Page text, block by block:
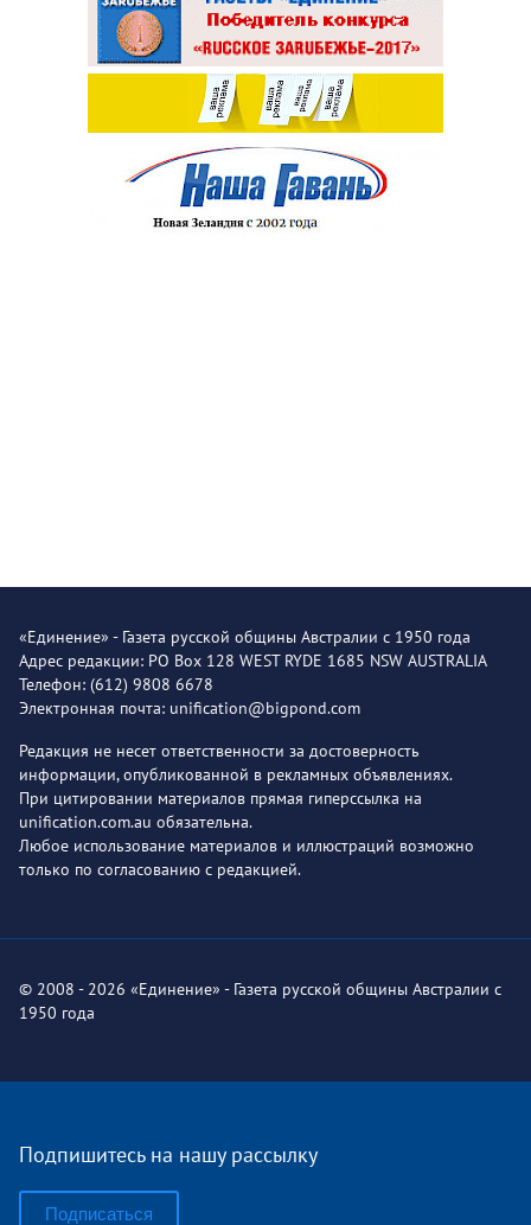
«Единение» - Газета русской общины Австралии с 1950 года
Адрес редакции: PO Box 128 WEST RYDE 1685 NSW AUSTRALIA
Телефон: (612) 9808 6678
Электронная почта: unification@bigpond.com
Редакция не несет ответственности за достоверность
информации, опубликованной в рекламных объявлениях.
При цитировании материалов прямая гиперссылка на
unification.com.au обязательна.
Любое использование материалов и иллюстраций возможно
только по согласованию с редакцией.
© 2008 - 2026 «Единение» - Газета русской общины Австралии с
1950 года
Подпишитесь на нашу рассылку
Подписаться